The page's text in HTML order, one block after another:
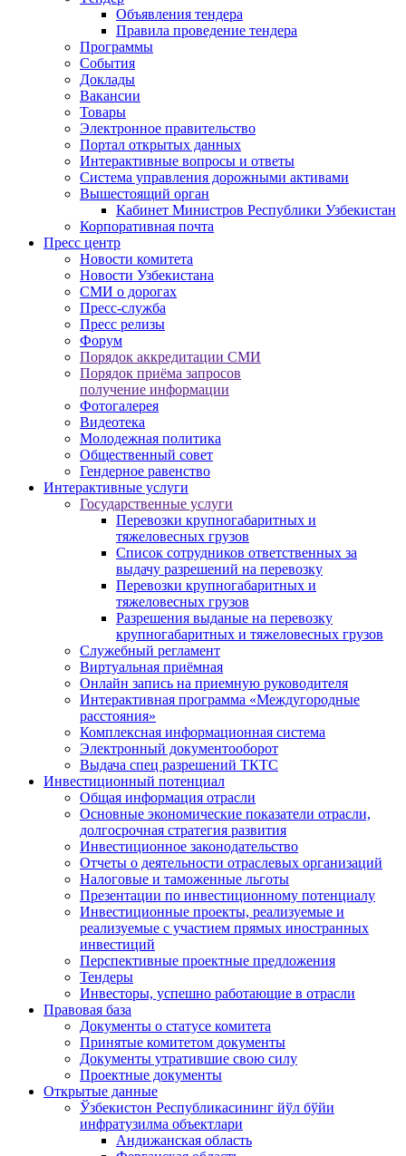
Объявления тендера
Правила проведение тендера
Программы
Cобытия
Доклады
Вакансии
Товары
Электронное правительство
Портал открытых данных
Интерактивные вопросы и ответы
Система управления дорожными активами
Вышестоящий орган
Кабинет Министров Республики Узбекистан
Корпоративная почта
Пресс центр
Новости комитета
Новости Узбекистана
СМИ о дорогах
Пресс-служба
Пресс релизы
Форум
Порядок аккредитации СМИ
Порядок приёма запросов
получение информации
Фотогалерея
Видеотека
Молодежная политика
Общественный совет
Гендерное равенство
Интерактивные услуги
Государственные услуги
Перевозки крупногабаритных и
тяжеловесных грузов
Список сотрудников ответственных за
выдачу разрешений на перевозку
Перевозки крупногабаритных и
тяжеловесных грузов
Разрешения выданые на перевозку
крупногабаритных и тяжеловесных грузов
Служебный регламент
Виртуальная приёмная
Онлайн запись на приемную руководителя
Интерактивная программа «Междугородные
расстояния»
Комплексная информационная система
Электронный документооборот
Выдача спец разрешений ТКТС
Инвестиционный потенциал
Общая информация отрасли
Основные экономические показатели отрасли,
долгосрочная стратегия развития
Инвестиционное законодательство
Отчеты о деятельности отраслевых организаций
Налоговые и таможенные льготы
Презентации по инвестиционному потенциалу
Инвестиционные проекты, реализуемые и
реализуемые с участием прямых иностранных
инвестиций
Перспективные проектные предложения
Тендеры
Инвесторы, успешно работающие в отрасли
Правовая база
Документы о статусе комитета
Принятые комитетом документы
Документы утратившие свою силу
Проектные документы
Открытые данные
Ўзбекистон Республикасининг йўл бўйи
инфратузилма объектлари
Андижанская область